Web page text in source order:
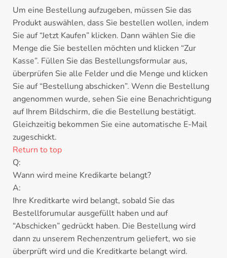
Um eine Bestellung aufzugeben, müssen Sie das
Produkt auswählen, dass Sie bestellen wollen, indem
Sie auf “Jetzt Kaufen” klicken. Dann wählen Sie die
Menge die Sie bestellen möchten und klicken “Zur
Kasse”. Füllen Sie das Bestellungsformular aus,
überprüfen Sie alle Felder und die Menge und klicken
Sie auf “Bestellung abschicken”. Wenn die Bestellung
angenommen wurde, sehen Sie eine Benachrichtigung
auf Ihrem Bildschirm, die die Bestellung bestätigt.
Gleichzeitig bekommen Sie eine automatische E-Mail
zugeschickt.
Return to top
Q:
Wann wird meine Kredikarte belangt?
A:
Ihre Kreditkarte wird belangt, sobald Sie das
Bestellforumular ausgefüllt haben und auf
“Abschicken” gedrückt haben. Die Bestellung wird
dann zu unserem Rechenzentrum geliefert, wo sie
überprüft wird und die Kreditkarte belangt wird.